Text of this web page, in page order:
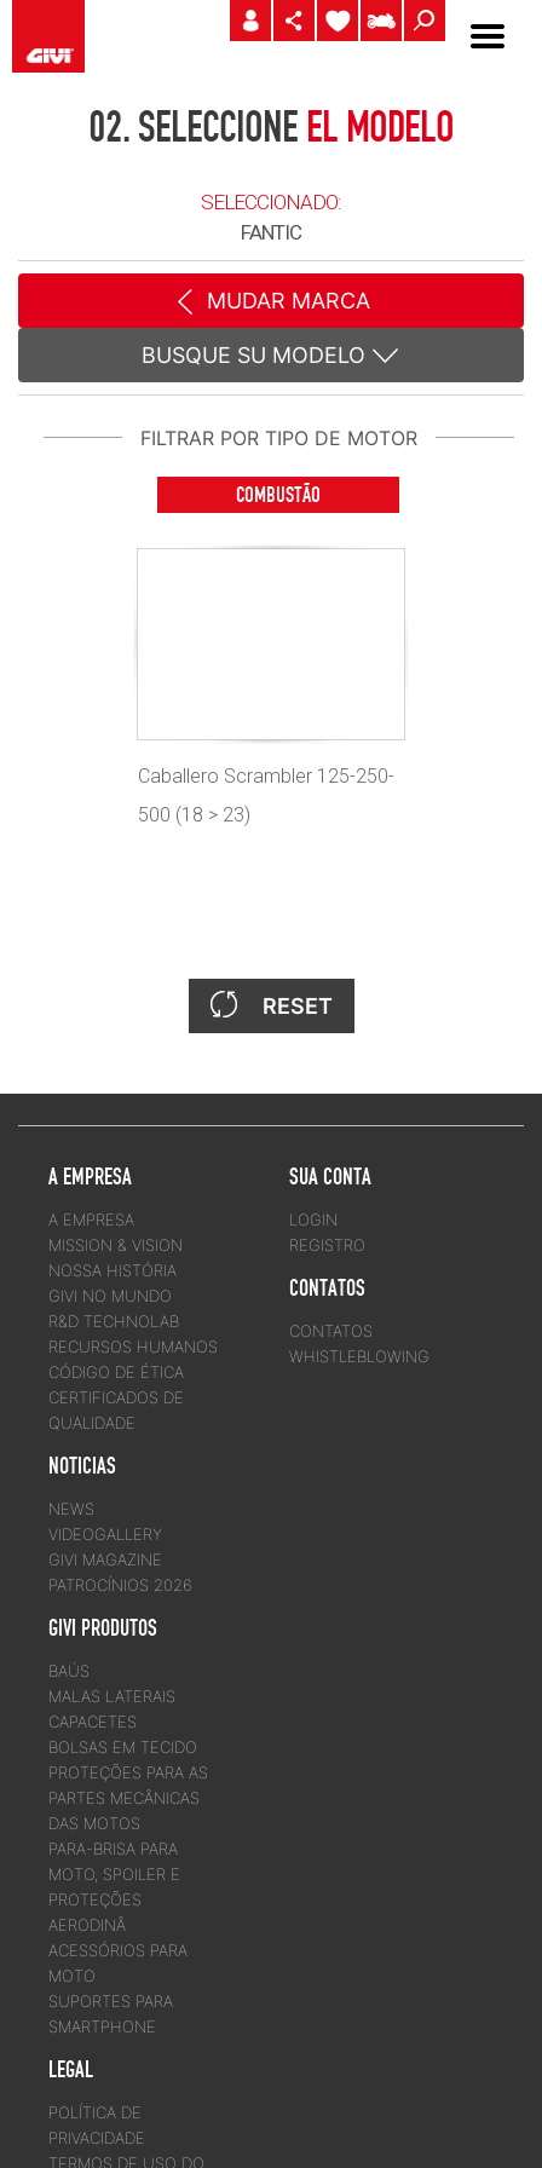
02.SELECCIONE EL MODELO
SELECCIONADO:
FANTIC
MUDAR MARCA
BUSQUE SU MODELO
FILTRAR POR TIPO DE MOTOR
COMBUSTÃO
Caballero Scrambler 125-250-
500 (18 > 23)
RESET
A EMPRESA
A EMPRESA
MISSION & VISION
NOSSA HISTÓRIA
GIVI NO MUNDO
R&D TECHNOLAB
RECURSOS HUMANOS
CÓDIGO DE ÉTICA
CERTIFICADOS DE
QUALIDADE
NOTICIAS
NEWS
VIDEOGALLERY
GIVI MAGAZINE
PATROCÍNIOS 2026
GIVI PRODUTOS
BAÚS
MALAS LATERAIS
CAPACETES
BOLSAS EM TECIDO
PROTEÇÕES PARA AS
PARTES MECÂNICAS
DAS MOTOS
PARA-BRISA PARA
MOTO, SPOILER E
PROTEÇÕES
AERODINÂ
ACESSÓRIOS PARA
MOTO
SUPORTES PARA
SMARTPHONE
LEGAL
POLÍTICA DE
PRIVACIDADE
TERMOS DE USO DO
SUA CONTA
LOGIN
REGISTRO
CONTATOS
CONTATOS
WHISTLEBLOWING